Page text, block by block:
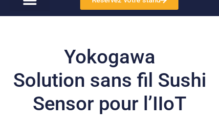
Yokogawa
Solution sans fil Sushi
Sensor pour l’IIoT